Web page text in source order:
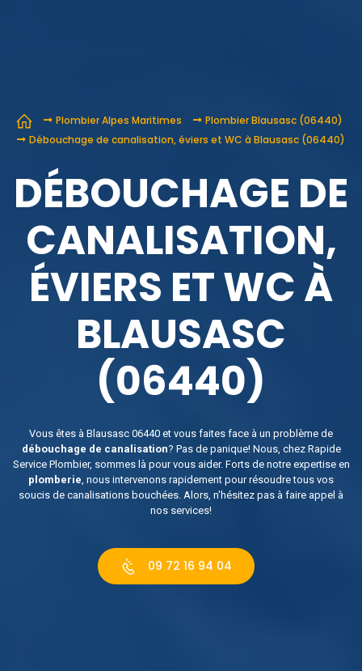
Plombier Alpes Maritimes
Plombier Blausasc (06440)
Débouchage de canalisation, éviers et WC à Blausasc (06440)
DÉBOUCHAGE DE
CANALISATION,
ÉVIERS ET WC À
BLAUSASC
(06440)
Vous êtes à Blausasc 06440 et vous faites face à un problème de
débouchage de canalisation? Pas de panique! Nous, chez Rapide
Service Plombier, sommes là pour vous aider. Forts de notre expertise en
plomberie, nous intervenons rapidement pour résoudre tous vos
soucis de canalisations bouchées. Alors, n'hésitez pas à faire appel à
nos services!
09 72 16 94 04